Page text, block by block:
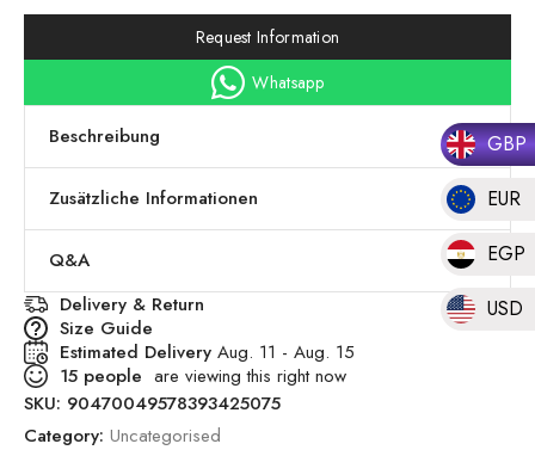
GBP
EUR
EGP
USD
Request Information
Whatsapp
Beschreibung
Zusätzliche Informationen
Q&A
Delivery & Return
Size Guide
Estimated Delivery Aug. 11 - Aug. 15
15 people are viewing this right now
SKU: 90470049578393425075
Category: Uncategorised